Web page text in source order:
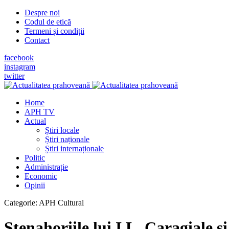
Despre noi
Codul de etică
Termeni și condiții
Contact
facebook
instagram
twitter
Home
APH TV
Actual
Știri locale
Știri naționale
Știri internaționale
Politic
Administrație
Economic
Opinii
Categorie: APH Cultural